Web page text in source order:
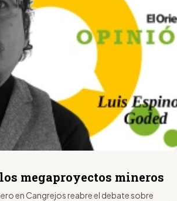
megaproyectos mineros
en Cangrejos reabre el debate sobre